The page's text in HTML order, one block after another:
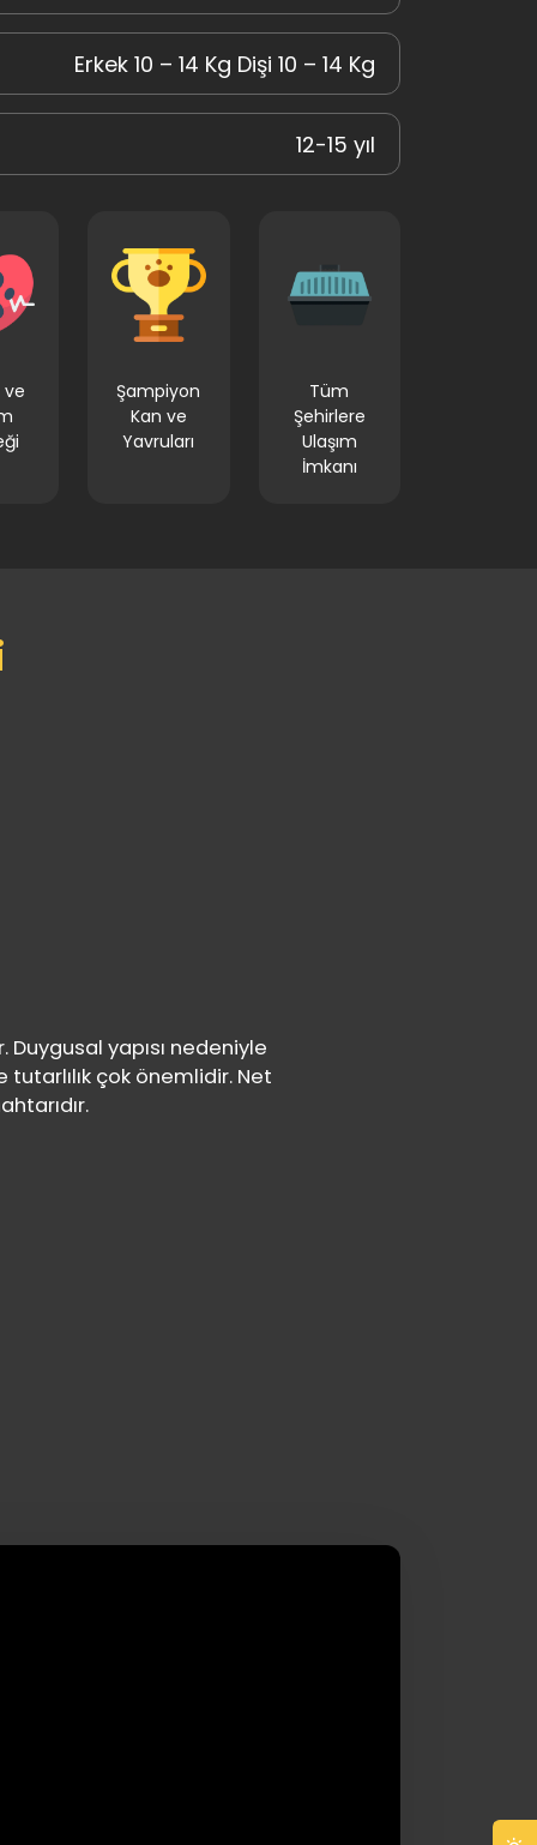
Erkek 10 – 14 Kg Dişi 10 – 14 Kg
12-15 yıl
ve
Şampiyon
Kan ve
Yavruları
Tüm
Şehirlere
Ulaşım
İmkanı
yapısı nedeniyle
çok önemlidir. Net